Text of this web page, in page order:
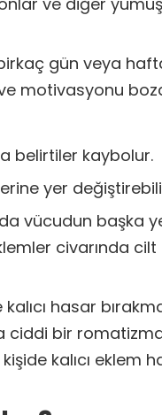
gün veya
motivasyonu
belirtiler kaybolur.
yer
vücudun başka
civarında cilt
kalıcı hasar
bir
kalıcı eklem